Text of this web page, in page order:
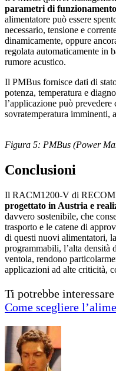
parametri di
alimentatore può essere
necessario, tensione e
dinamicamente, oppure
regolata automaticamente in
rumore acustico.
Il PMBus fornisce dati di
potenza, temperatura e
l’applicazione può
sovratemperatura imminenti,
Figura 5: PMBus (Power
Conclusioni
Il RACM1200-V di RECOM
progettato in Austria e
davvero sostenibile, che
trasporto e le catene di
di questi nuovi alimentatori,
programmabili, l’alta densità
ventola, rendono
applicazioni ad alte criticità,
Ti potrebbe
Come scegliere